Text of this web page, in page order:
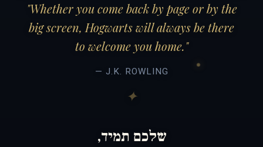
"Whether you come back by page or by the
big screen, Hogwarts will always be there
to welcome you home."
— J.K. ROWLING
שלכם תמיד,